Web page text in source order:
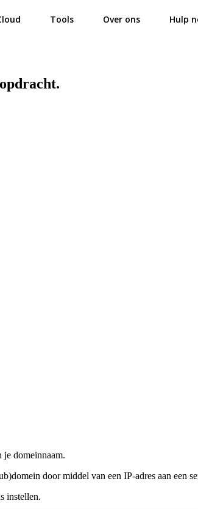
Tools Over ons Hulp
je domeinnaam.
door middel van een IP-adres aan een
instellen.